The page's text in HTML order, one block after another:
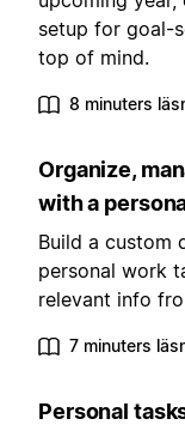
setup for goal-
top of mind.
8 minuters
Organize,
with a
Build a custom
personal work
relevant info
7 minuters
Personal